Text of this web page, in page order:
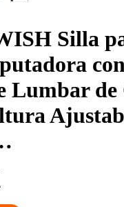
Silla
Lumbar de